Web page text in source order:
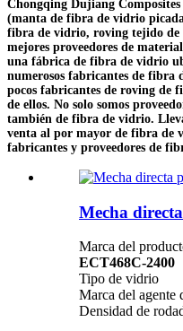
Chongqing Dujiang
(manta de fibra de vidrio
fibra de vidrio, roving tejido de
mejores proveedores de
una fábrica de fibra de vidrio
numerosos fabricantes de fibra
pocos fabricantes de roving de
de ellos. No solo somos
también de fibra de vidrio.
venta al por mayor de fibra de
fabricantes y proveedores de
Mecha
Marca del
ECT468C-2400
Tipo de vidrio
Marca del agente
Densidad de